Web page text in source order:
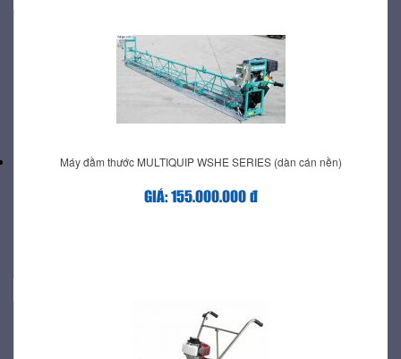
Máy đầm thước MULTIQUIP WSHE SERIES (dàn cán nền)
GIÁ: 155.000.000 đ